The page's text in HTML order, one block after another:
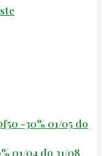
-30% 01/05 do
01/04 do 31/08